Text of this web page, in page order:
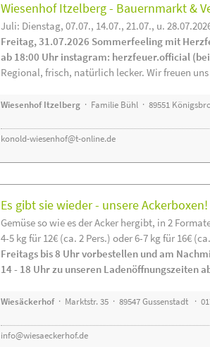
Wiesenhof Itzelberg - Bauernmarkt &
Juli: Dienstag, 07.07., 14.07., 21.07., u.
Freitag, 31.07.2026 Sommerfeeling mit
ab 18:00 Uhr instagram: herzfeuer.official
Regional, frisch, natürlich lecker. Wir freuen
Wiesenhof Itzelberg · Familie Bühl · 89551
konold-wiesenhof@t-online.de
Es gibt sie wieder - unsere Ackerboxen!
Gemüse so wie es der Acker hergibt, in 2
4-5 kg für 12€ (ca. 2 Pers.) oder 6-7 kg für 16€
Freitags bis 8 Uhr vorbestellen und am
14 - 18 Uhr zu unseren Ladenöffnungszeiten
Wiesäckerhof· Marktstr. 35 · 89547 Gussenstadt ·
info@wiesaeckerhof.de